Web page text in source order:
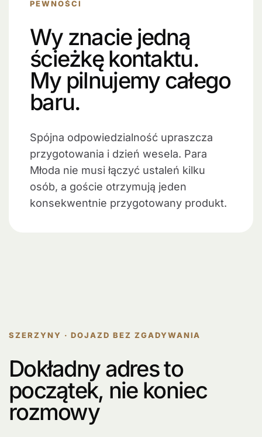
PEWNOŚCI
Wy znacie jedną
ścieżkę kontaktu.
My pilnujemy całego
baru.
Spójna odpowiedzialność upraszcza
przygotowania i dzień wesela. Para
Młoda nie musi łączyć ustaleń kilku
osób, a goście otrzymują jeden
konsekwentnie przygotowany produkt.
SZERZYNY · DOJAZD BEZ ZGADYWANIA
Dokładny adres to
początek, nie koniec
rozmowy